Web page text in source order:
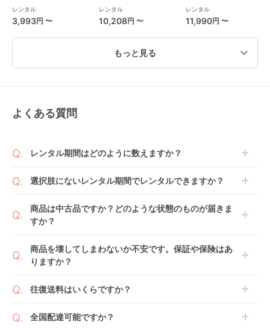
ルドシート コンビ
(Combi)
レンタル
3,993円 〜
ク JL-590 コンビ
(Combi) チャイルド
シート
レンタル
10,208円 〜
ッグショック ZC-750
チャイルドシート コ
ンビ(Combi)
レンタル
11,990円 〜
ャイルドシート
レンタル
3,652
チャイルドシート ア
レンタル
8,580
ジョイトリップ アド
ッグショック SC チャ
イルドシート コンビ
レンタル
ルドシート 西松屋
レンタル
もっと見る
よくある質問
レンタル期間はどのように数えますか？
開始日1日目となります。
日までに配送業者（佐川急便）に商品の引渡しとなり
ます。
選択肢にないレンタル期間でレンタルできますか？
間の利用が可能です。
例えば4ヶ月の場合、3ヶ月レンタル＋1ヶ月延長とし
の上で、早期にご返却ください。
商品は中古品ですか？どのような状態のものが届きま
すか？
のもございます。
新品商品はメーカーから仕入れた状態のものをお送り
走行テストを行う場合がございます。
となる場合がございます。その際、メーカーの都合に
商品を壊してしまわないか不安です。保証や保険はあ
りますか？
おります。
ョンをご購入ください。
往復送料はいくらですか？
へ入れ、カートページから住所を入力すると送料が確
全国配達可能ですか？